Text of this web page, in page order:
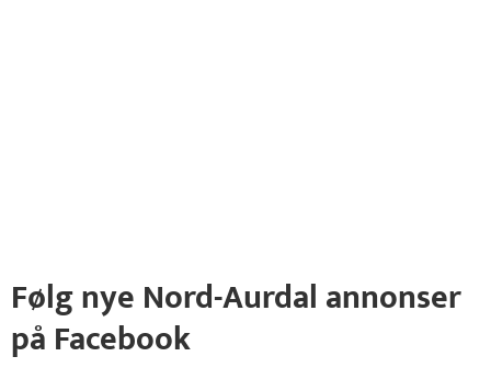
Følg nye Nord-Aurdal annonser
på Facebook